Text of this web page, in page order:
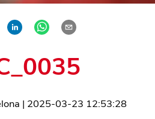
| 2025-03-23 12:53:28